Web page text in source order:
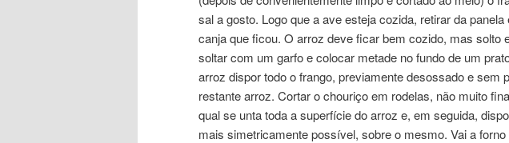
sal a gosto. Logo que a ave esteja cozida, retirar da
canja que ficou. O arroz deve ficar bem cozido, mas solto
soltar com um garfo e colocar metade no fundo de um
arroz dispor todo o frango, previamente desossado e sem
restante arroz. Cortar o chouriço em rodelas, não muito
qual se unta toda a superfície do arroz e, em seguida,
mais simetricamente possível, sobre o mesmo. Vai a